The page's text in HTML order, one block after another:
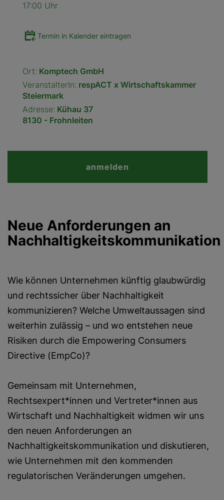
17:00 Uhr
Termin in Kalender eintragen
Ort: Komptech GmbH
VeranstalterIn: respACT x Wirtschaftskammer
Steiermark
Adresse: Kühau 37
8130 - Frohnleiten
anmelden
Neue Anforderungen an
Nachhaltigkeitskommunikation
Wie können Unternehmen künftig glaubwürdig
und rechtssicher über Nachhaltigkeit
kommunizieren? Welche Umweltaussagen sind
weiterhin zulässig – und wo entstehen neue
Risiken durch die Empowering Consumers
Directive (EmpCo)?
Gemeinsam mit Unternehmen,
Rechtsexpert*innen und Vertreter*innen aus
Wirtschaft und Nachhaltigkeit widmen wir uns
den neuen Anforderungen an
Nachhaltigkeitskommunikation und diskutieren,
wie Unternehmen mit den kommenden
regulatorischen Veränderungen umgehen.